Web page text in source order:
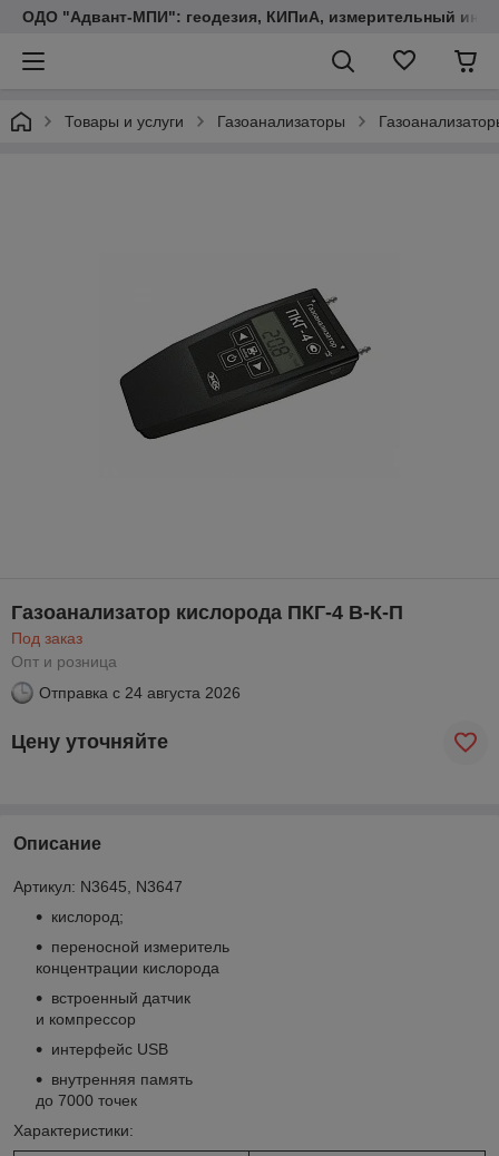
ОДО "Адвант-МПИ": геодезия, КИПиА, измерительный
Товары и услуги Газоанализаторы
Газоанализатор кислорода ПКГ-4 В-К-П
Под заказ
Опт и розница
Отправка с 24 августа 2026
Цену уточняйте
Описание
Артикул: N3645, N3647
кислород;
переносной измеритель
концентрации кислорода
встроенный датчик
и компрессор
интерфейс USB
внутренняя память
до 7000 точек
Характеристики: